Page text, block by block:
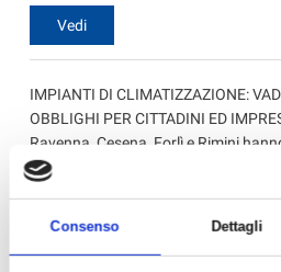
Consenso Dettagli
Vedi
IMPIANTI DI CLIMATIZZAZIONE:
OBBLIGHI PER CITTADINI ED
Ravenna, Cesena, Forlì e Rimini
agli impianti di climatizzazione –
Vedi